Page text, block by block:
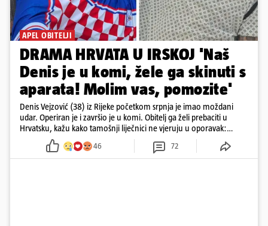
APEL OBITELJI
DRAMA HRVATA U IRSKOJ 'Naš
Denis je u komi, žele ga skinuti s
aparata! Molim vas, pomozite'
Denis Vejzović (38) iz Rijeke početkom srpnja je imao moždani
udar. Operiran je i završio je u komi. Obitelj ga želi prebaciti u
Hrvatsku, kažu kako tamošnji liječnici ne vjeruju u oporavak:
'Imamo 72 sata'
46 72